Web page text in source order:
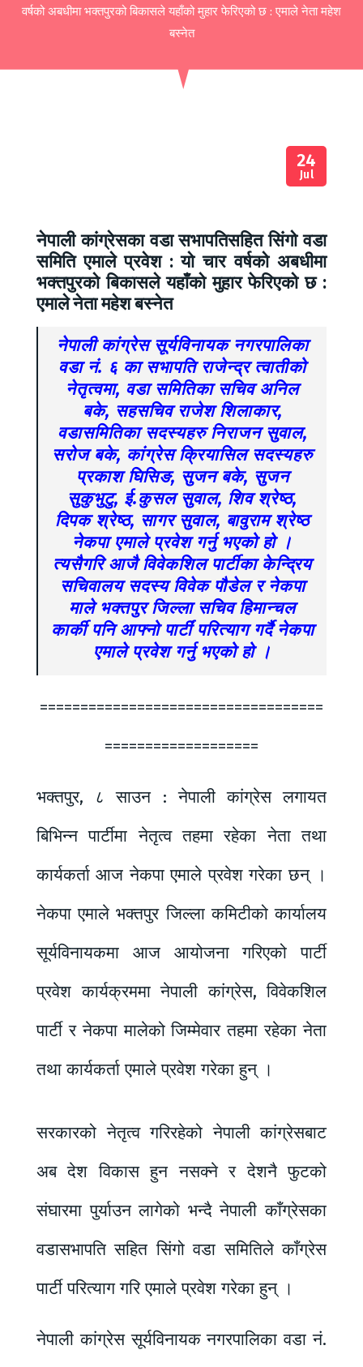
वर्षको अबधीमा भक्तपुरको बिकासले यहाँको मुहार फेरिएको छ : एमाले नेता महेश
बस्नेत
24
Jul
नेपाली कांग्रेसका वडा सभापतिसहित सिंगो वडा
समिति एमाले प्रवेश : यो चार वर्षको अबधीमा
भक्तपुरको बिकासले यहाँको मुहार फेरिएको छ :
एमाले नेता महेश बस्नेत
नेपाली कांग्रेस सूर्यविनायक नगरपालिका
वडा नं. ६ का सभापति राजेन्द्र त्वातीको
नेतृत्वमा, वडा समितिका सचिव अनिल
बके, सहसचिव राजेश शिलाकार,
वडासमितिका सदस्यहरु निराजन सुवाल,
सरोज बके, कांग्रेस क्रियासिल सदस्यहरु
प्रकाश घिसिङ, सुजन बके, सुजन
सुकुभुटु, ई.कुसल सुवाल, शिव श्रेष्ठ,
दिपक श्रेष्ठ, सागर सुवाल, बावुराम श्रेष्ठ
नेकपा एमाले प्रवेश गर्नु भएको हो ।
त्यसैगरि आजै विवेकशिल पार्टीका केन्द्रिय
सचिवालय सदस्य विवेक पौडेल र नेकपा
माले भक्तपुर जिल्ला सचिव हिमान्चल
कार्की पनि आफ्नो पार्टीं परित्याग गर्दै नेकपा
एमाले प्रवेश गर्नु भएको हो ।
===================================
===================
भक्तपुर, ८ साउन : नेपाली कांग्रेस लगायत
बिभिन्न पार्टीमा नेतृत्व तहमा रहेका नेता तथा
कार्यकर्ता आज नेकपा एमाले प्रवेश गरेका छन् ।
नेकपा एमाले भक्तपुर जिल्ला कमिटीको कार्यालय
सूर्यविनायकमा आज आयोजना गरिएको पार्टी
प्रवेश कार्यक्रममा नेपाली कांग्रेस, विवेकशिल
पार्टी र नेकपा मालेको जिम्मेवार तहमा रहेका नेता
तथा कार्यकर्ता एमाले प्रवेश गरेका हुन् ।
सरकारको नेतृत्व गरिरहेको नेपाली कांग्रेसबाट
अब देश विकास हुन नसक्ने र देशनै फुटको
संघारमा पुर्याउन लागेको भन्दै नेपाली काँग्रेसका
वडासभापति सहित सिंगो वडा समितिले काँग्रेस
पार्टी परित्याग गरि एमाले प्रवेश गरेका हुन् ।
नेपाली कांग्रेस सूर्यविनायक नगरपालिका वडा नं.